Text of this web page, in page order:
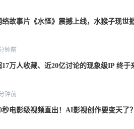
络故事片《水怪》震撼上线，水猴子现世
钟前
17万人收藏、近20亿讨论的现象级IP 终于
钟前
秒电影级视频直出！AI影视创作要变天了